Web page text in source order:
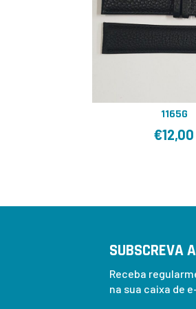
1165G
€12,00
SUBSCREVA
Receba
na sua caixa de